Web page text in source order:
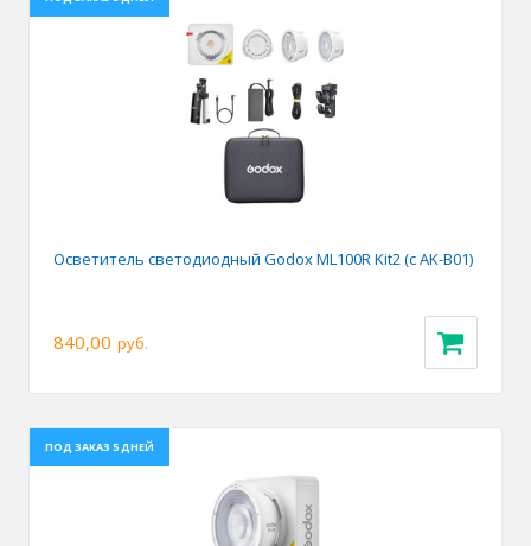
Осветитель светодиодный Godox ML100R Kit2 (с AK-B01)
840,00 руб.
ПОД ЗАКАЗ 5 ДНЕЙ